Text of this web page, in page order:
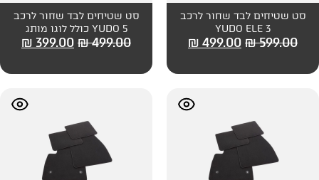
לרכב
₪
סט שטיחים לבד שחור לרכב
YUDO 5 כולל לוגו מותג
499.00
399.00
₪